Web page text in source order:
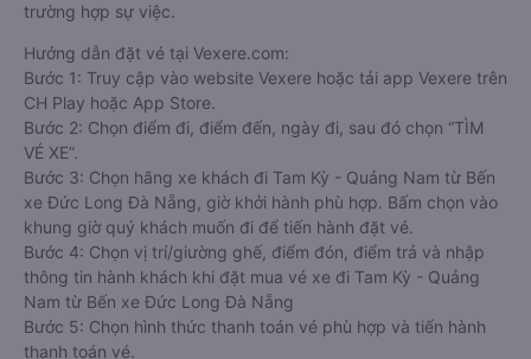
trường hợp sự việc.
Hướng dẫn đặt vé tại Vexere.com:
Bước 1: Truy cập vào website Vexere hoặc tải app Vexere trên
CH Play hoặc App Store.
Bước 2: Chọn điểm đi, điểm đến, ngày đi, sau đó chọn “TÌM
VÉ XE”.
Bước 3: Chọn hãng xe khách đi Tam Kỳ - Quảng Nam từ Bến
xe Đức Long Đà Nẵng, giờ khởi hành phù hợp. Bấm chọn vào
khung giờ quý khách muốn đi để tiến hành đặt vé.
Bước 4: Chọn vị trí/giường ghế, điểm đón, điểm trả và nhập
thông tin hành khách khi đặt mua vé xe đi Tam Kỳ - Quảng
Nam từ Bến xe Đức Long Đà Nẵng
Bước 5: Chọn hình thức thanh toán vé phù hợp và tiến hành
thanh toán vé.